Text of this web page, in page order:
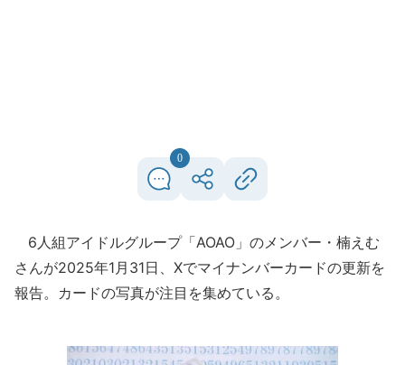
0
6人組アイドルグループ「AOAO」のメンバー・楠えむ
さんが2025年1月31日、Xでマイナンバーカードの更新を
報告。カードの写真が注目を集めている。